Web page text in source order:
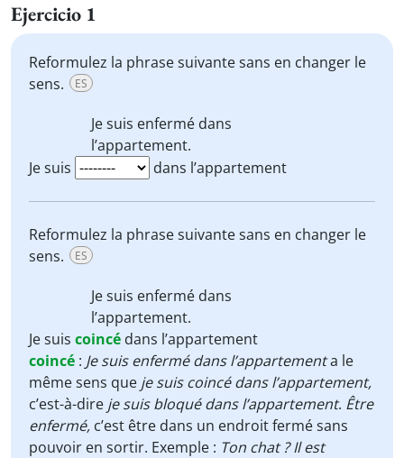
Ejercicio 1
Reformulez la phrase suivante sans en changer le
sens.
ES
Je suis enfermé dans
l’appartement.
Je suis
dans l’appartement
Reformulez la phrase suivante sans en changer le
sens.
ES
Je suis enfermé dans
l’appartement.
Je suis coincé dans l’appartement
coincé : Je suis enfermé dans l’appartementa le
même sens que je suis coincé dans l’appartement,
c’est-à-dire je suis bloqué dans l’appartement. Être
enfermé, c’est être dans un endroit fermé sans
pouvoir en sortir. Exemple : Ton chat ? Il est